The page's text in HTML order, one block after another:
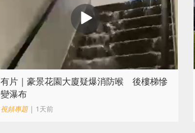
有片｜豪景花園大廈疑爆消防喉 後樓梯慘
變瀑布
視頻專題| 1天前